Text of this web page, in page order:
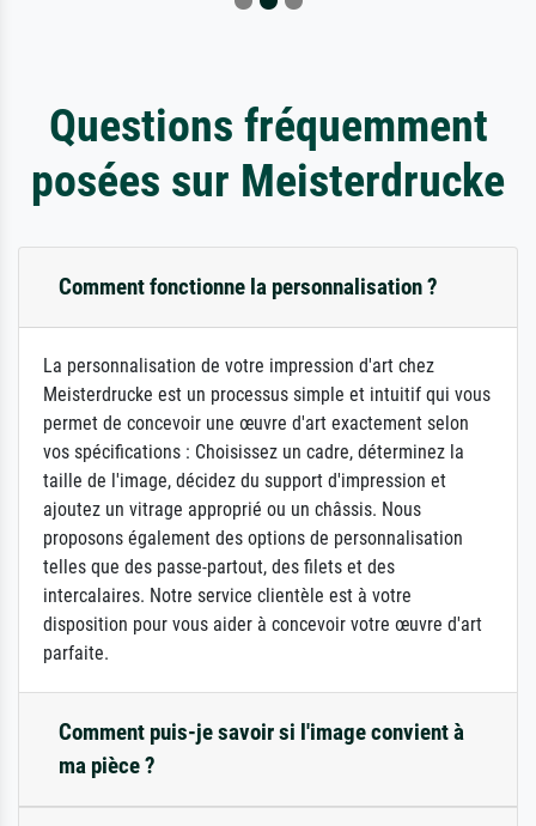
Questions fréquemment
posées sur Meisterdrucke
Comment fonctionne la personnalisation ?
La personnalisation de votre impression d'art chez
Meisterdrucke est un processus simple et intuitif qui vous
permet de concevoir une œuvre d'art exactement selon
vos spécifications : Choisissez un cadre, déterminez la
taille de l'image, décidez du support d'impression et
ajoutez un vitrage approprié ou un châssis. Nous
proposons également des options de personnalisation
telles que des passe-partout, des filets et des
intercalaires. Notre service clientèle est à votre
disposition pour vous aider à concevoir votre œuvre d'art
parfaite.
Comment puis-je savoir si l'image convient à
ma pièce ?